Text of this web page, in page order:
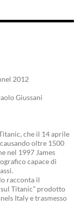
2012
Giussani
che il 14 aprile
oltre 1500
nel 1997 James
capace di
racconta il
Titanic” prodotto
Italy e trasmesso